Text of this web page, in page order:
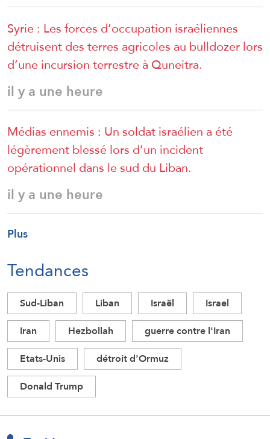
Syrie : Les forces d’occupation israéliennes
détruisent des terres agricoles au bulldozer lors
d’une incursion terrestre à Quneitra.
il y a une heure
Médias ennemis : Un soldat israélien a été
légèrement blessé lors d’un incident
opérationnel dans le sud du Liban.
il y a une heure
Plus
Tendances
Sud-Liban Liban Israël
Israel
Iran
Hezbollah
guerre contre l'Iran
Etats-Unis
détroit d'Ormuz
Donald Trump